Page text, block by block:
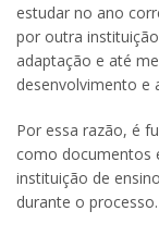
estudar no ano
por outra
adaptação e até
desenvolvimento e
Por essa razão, é
como documentos
instituição de
durante o processo.